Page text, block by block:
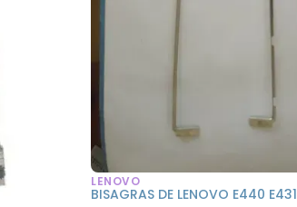
LENOVO
BISAGRAS DE LENOVO E440 E431